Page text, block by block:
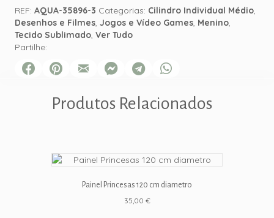
REF: AQUA-35896-3 Categorias: Cilindro Individual Médio,
Desenhos e Filmes, Jogos e Vídeo Games, Menino,
Tecido Sublimado, Ver Tudo
Partilhe:
Produtos Relacionados
Painel Princesas 120 cm diametro
35,00 €